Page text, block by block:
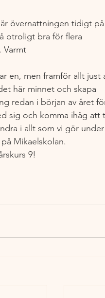
övernattningen tidigt på
otroligt bra för flera
Varmt
en, men framför allt just
här minnet och skapa
redan i början av året
sig och komma ihåg att
i allt som vi gör under
Mikaelskolan.
9!